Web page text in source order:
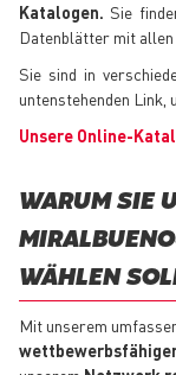
Katalogen. Sie
Datenblätter mit allen
Sie sind in
untenstehenden Link,
Unsere Online-
WARUM SIE
WÄHLEN
Mit unserem